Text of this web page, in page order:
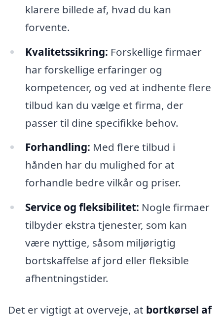
klarere billede af, hvad du kan
forvente.
Kvalitetssikring: Forskellige firmaer
har forskellige erfaringer og
kompetencer, og ved at indhente flere
tilbud kan du vælge et firma, der
passer til dine specifikke behov.
Forhandling: Med flere tilbud i
hånden har du mulighed for at
forhandle bedre vilkår og priser.
Service og fleksibilitet: Nogle firmaer
tilbyder ekstra tjenester, som kan
være nyttige, såsom miljørigtig
bortskaffelse af jord eller fleksible
afhentningstider.
Det er vigtigt at overveje, at bortkørsel af